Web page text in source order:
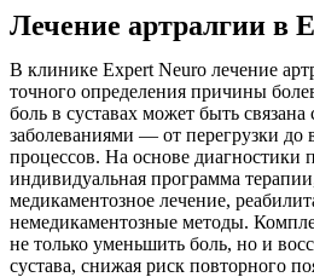
Лечение артралгии в
В клинике Expert Neuro лечение
точного определения причины
боль в суставах может быть
заболеваниями — от перегрузки до
процессов. На основе диагностики
индивидуальная программа
медикаментозное лечение,
немедикаментозные методы.
не только уменьшить боль, но и
сустава, снижая риск повторного